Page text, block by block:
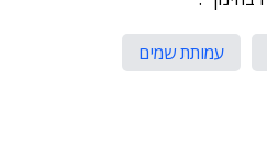
עמותת שמים